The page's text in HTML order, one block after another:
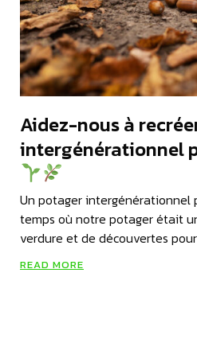
Aidez-nous à
intergénérationnel
Un potager intergénérationnel
temps où notre potager était
verdure et de découvertes
READ MORE